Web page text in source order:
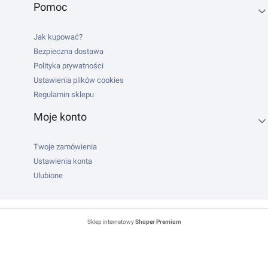
Pomoc
Jak kupować?
Bezpieczna dostawa
Polityka prywatności
Ustawienia plików cookies
Regulamin sklepu
Moje konto
Twoje zamówienia
Ustawienia konta
Ulubione
Sklep internetowyShoper Premium